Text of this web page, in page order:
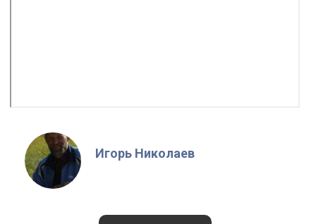
Игорь Николаев